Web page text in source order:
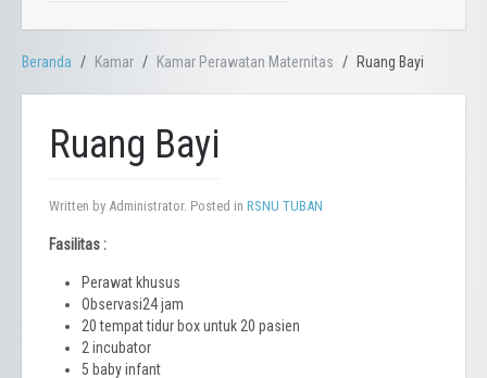
Penginapan "Pondok Bambu"
Beranda Kamar Kamar Perawatan Maternitas Ruang Bayi
Ruang Bayi
Written by Administrator. Posted in RSNU TUBAN
Fasilitas :
Perawat khusus
Observasi24 jam
20 tempat tidur box untuk 20 pasien
2 incubator
5 baby infant